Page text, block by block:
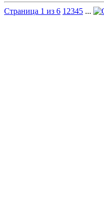
Страница 1 из 6 1 2345 ...